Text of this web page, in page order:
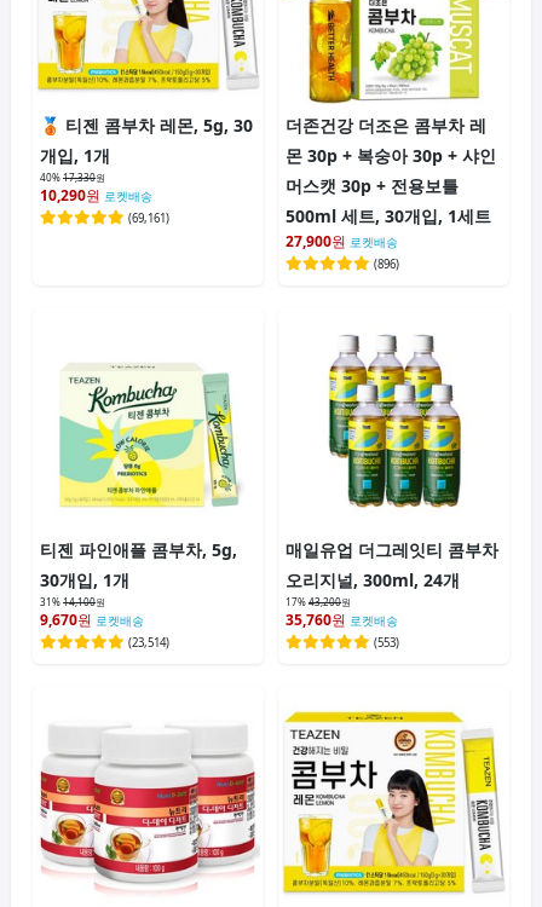
티젠 콤부차 레몬, 5g, 30
개입, 1개
40%17,330원
10,290원 로켓배송
(69,161)
더존건강 더조은 콤부차 레
몬 30p + 복숭아 30p + 샤인
머스캣 30p + 전용보틀
500ml 세트, 30개입, 1세트
27,900원 로켓배송
(896)
티젠 파인애플 콤부차, 5g,
30개입, 1개
31%14,100원
9,670원 로켓배송
(23,514)
매일유업 더그레잇티 콤부차
오리지널, 300ml, 24개
17%43,200원
35,760원 로켓배송
(553)